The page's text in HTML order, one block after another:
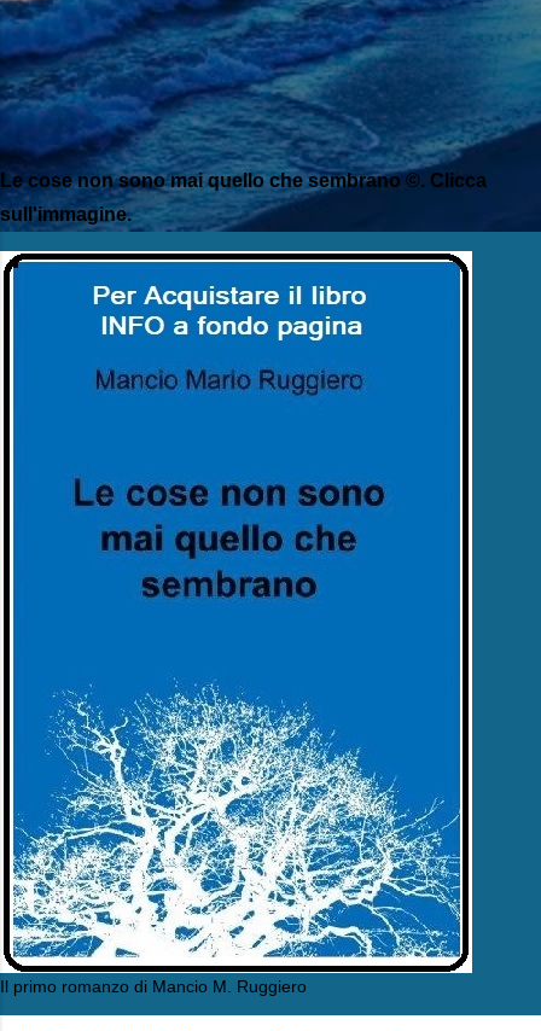
Le cose non sono mai quello che sembrano ©. Clicca
sull'immagine.
Il primo romanzo di Mancio M. Ruggiero